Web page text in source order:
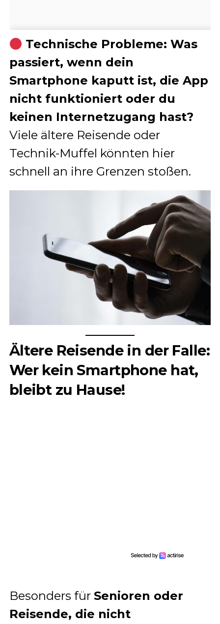
Technische Probleme: Was
passiert, wenn dein
Smartphone kaputt ist, die App
nicht funktioniert oder du
keinen Internetzugang hast?
Viele ältere Reisende oder
Technik-Muffel könnten hier
schnell an ihre Grenzen stoßen.
Ältere Reisende in der Falle:
Wer kein Smartphone hat,
bleibt zu Hause!
Besonders für Senioren oder
Reisende, die nicht